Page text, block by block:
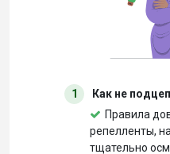
1
Как не
Правила
репелленты,
тщательно